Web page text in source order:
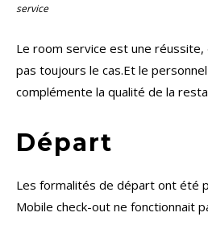
service
Le room service est une réussite,
pas toujours le cas.Et le
complémente la qualité de la
Départ
Les formalités de départ ont été
Mobile check-out ne fonctionnait